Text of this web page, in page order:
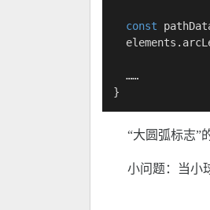
const
  elements.
  ……
}
“大圆弧标志”
小问题：当小